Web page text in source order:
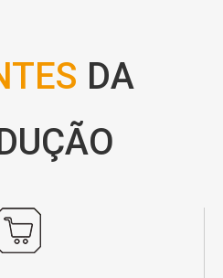
DA